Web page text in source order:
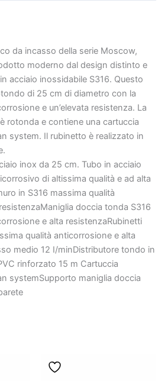
da incasso della serie Moscow,
moderno dal design distinto e
acciaio inossidabile S316. Questo
di 25 cm di diametro con la
e un’elevata resistenza. La
rotonda e contiene una cartuccia
system. Il rubinetto è realizzato in
inox da 25 cm. Tubo in acciaio
di altissima qualità e ad alta
in S316 massima qualità
doccia tonda S316
e alta resistenzaRubinetti
qualità anticorrosione e alta
medio 12 I/minDistributore tondo in
rinforzato 15 m Cartuccia
systemSupporto maniglia doccia